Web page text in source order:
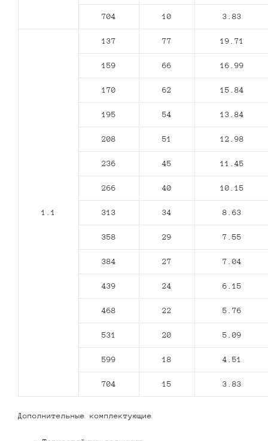
704 10 3.83
1.1
137 77 19.71
159 66 16.99
170 62 15.84
195 54 13.84
208 51 12.98
236 45 11.45
266 40 10.15
313 34 8.63
358 29 7.55
384 27 7.04
439 24 6.15
468 22 5.76
531 20 5.09
599 18 4.51
704 15 3.83
Дополнительные комплектующие